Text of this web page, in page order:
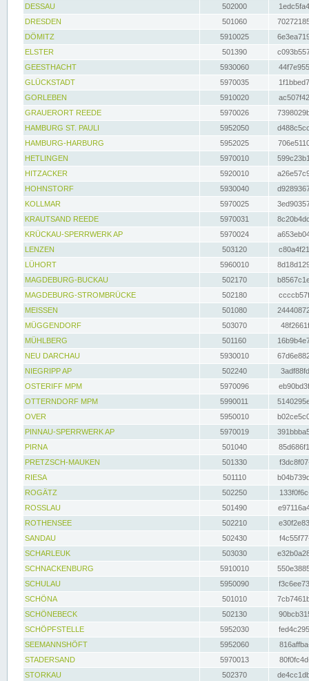
DESSAU
502000
DRESDEN
501060
DÖMITZ
5910025
ELSTER
501390
GEESTHACHT
5930060
GLÜCKSTADT
5970035
GORLEBEN
5910020
GRAUERORT REEDE
5970026
HAMBURG ST. PAULI
5952050
HAMBURG-HARBURG
5952025
HETLINGEN
5970010
HITZACKER
5920010
HOHNSTORF
5930040
KOLLMAR
5970025
KRAUTSAND REEDE
5970031
KRÜCKAU-SPERRWERK AP
5970024
LENZEN
503120
LÜHORT
5960010
MAGDEBURG-BUCKAU
502170
MAGDEBURG-STROMBRÜCKE
502180
MEISSEN
501080
MÜGGENDORF
503070
MÜHLBERG
501160
NEU DARCHAU
5930010
NIEGRIPP AP
502240
OSTERIFF MPM
5970096
OTTERNDORF MPM
5990011
OVER
5950010
PINNAU-SPERRWERK AP
5970019
PIRNA
501040
PRETZSCH-MAUKEN
501330
RIESA
501110
ROGÄTZ
502250
ROSSLAU
501490
ROTHENSEE
502210
SANDAU
502430
SCHARLEUK
503030
SCHNACKENBURG
5910010
SCHULAU
5950090
SCHÖNA
501010
SCHÖNEBECK
502130
SCHÖPFSTELLE
5952030
SEEMANNSHÖFT
5952060
STADERSAND
5970013
STORKAU
502370